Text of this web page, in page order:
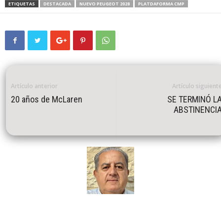
ETIQUETAS DESTACADA NUEVO PEUGEOT 2028 PLATDAFORMA CMP
Artículo anterior
20 años de McLaren
Artículo
SE TERMINÓ